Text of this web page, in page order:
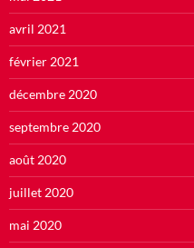
avril 2021
février 2021
décembre 2020
septembre 2020
août 2020
juillet 2020
mai 2020